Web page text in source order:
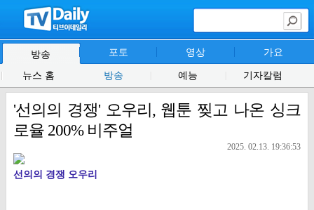
방송 포토 영상 가요
뉴스 홈 방송 예능 기자칼럼
'선의의 경쟁' 오우리, 웹툰 찢고 나온 싱크
로율 200% 비주얼
2025. 02.13. 19:36:53
선의의 경쟁 오우리